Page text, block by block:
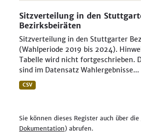
Sitzverteilung in den
Bezirksbeiräten
Sitzverteilung in den Stuttgarter
(Wahlperiode 2019 bis 2024).
Tabelle wird nicht fortgeschrieben.
sind im Datensatz Wahlergebnisse...
CSV
Sie können dieses Register auch über die
Dokumentation) abrufen.